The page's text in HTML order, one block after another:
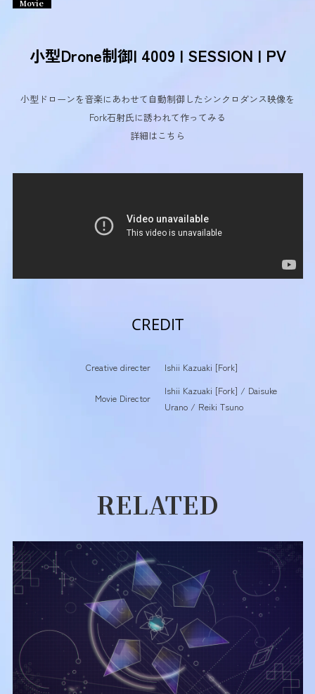
Movie
小型Drone制御| 4009 | SESSION | PV
小型ドローンを音楽にあわせて自動制御したシンクロダンス映像を
Fork石射氏に誘われて作ってみる
詳細はこちら
CREDIT
Creative directer Ishii Kazuaki [Fork]
Movie Director
Ishii Kazuaki [Fork] / Daisuke
Urano / Reiki Tsuno
RELATED